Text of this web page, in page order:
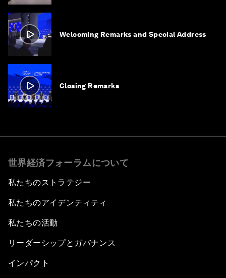
Welcoming Remarks and Special Address
Closing Remarks
世界経済フォーラムについて
私たちのストラテジー
私たちのアイデンティティ
私たちの活動
リーダーシップとガバナンス
インパクト